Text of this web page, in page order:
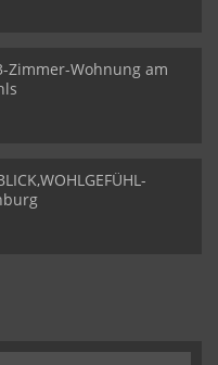
Zimmer-Wohnung am